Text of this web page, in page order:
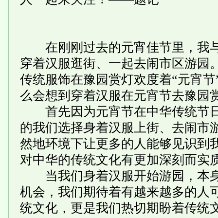
在刚刚过去的元宵佳节里，我
穿着汉服逛街、一起去闹市区游园
传统服饰在豫园赏灯欢度着“元宵
么会想到穿着汉服在元宵节去豫园
首先因为元宵节在中华传统节
的我们选择身着汉服上街、去闹市
然地环境下让更多的人能够见识到
对中华的传统文化有更加深刻而实
当我们身着汉服开始游园，本
机会，我们期待着有越来越多的人
统文化，更是我们热切期盼着传统